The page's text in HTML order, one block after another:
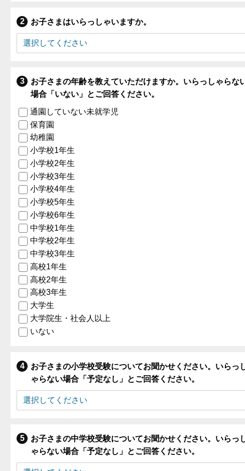
お子さまはいらっしゃいますか。
お子さまの年齢を教えていただけますか。いらっしゃらな
場合「いない」とご回答ください。
通園していない未就学児
保育園
幼稚園
小学校1年生
小学校2年生
小学校3年生
小学校4年生
小学校5年生
小学校6年生
中学校1年生
中学校2年生
中学校3年生
高校1年生
高校2年生
高校3年生
大学生
大学院生・社会人以上
いない
お子さまの小学校受験についてお聞かせください。いらっ
ゃらない場合「予定なし」とご回答ください。
お子さまの中学校受験についてお聞かせください。いらっ
ゃらない場合「予定なし」とご回答ください。